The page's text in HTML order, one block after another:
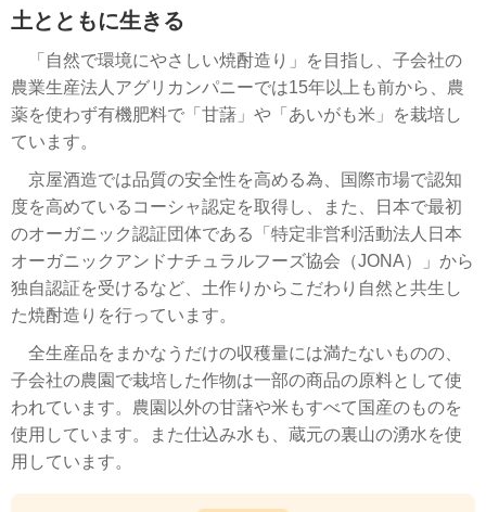
土とともに生きる
「自然で環境にやさしい焼酎造り」を目指し、子会社の
農業生産法人アグリカンパニーでは15年以上も前から、農
薬を使わず有機肥料で「甘藷」や「あいがも米」を栽培し
ています。
京屋酒造では品質の安全性を高める為、国際市場で認知
度を高めているコーシャ認定を取得し、また、日本で最初
のオーガニック認証団体である「特定非営利活動法人日本
オーガニックアンドナチュラルフーズ協会（JONA）」から
独自認証を受けるなど、土作りからこだわり自然と共生し
た焼酎造りを行っています。
全生産品をまかなうだけの収穫量には満たないものの、
子会社の農園で栽培した作物は一部の商品の原料として使
われています。農園以外の甘藷や米もすべて国産のものを
使用しています。また仕込み水も、蔵元の裏山の湧水を使
用しています。